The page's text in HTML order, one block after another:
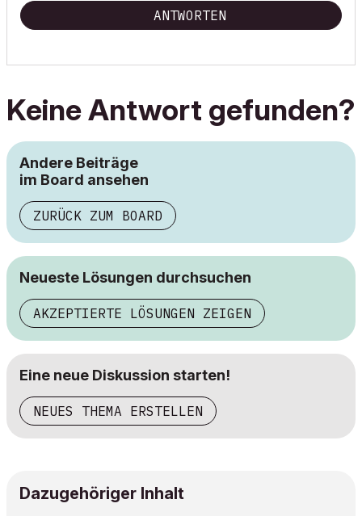
ANTWORTEN
Keine Antwort gefunden?
Andere Beiträge
im Board ansehen
ZURÜCK ZUM BOARD
Neueste Lösungen durchsuchen
AKZEPTIERTE LÖSUNGEN ZEIGEN
Eine neue Diskussion starten!
NEUES THEMA ERSTELLEN
Dazugehöriger Inhalt